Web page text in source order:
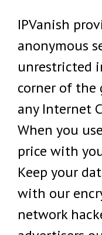
IPVanish
anonymous
unrestricted
corner of the
any Internet
When you
price with
Keep your
with our
network